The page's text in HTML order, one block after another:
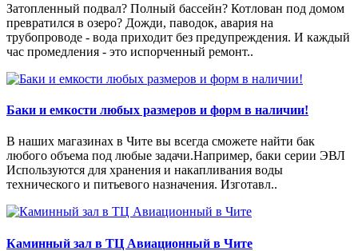
Затопленный подвал? Полный бассейн? Котлован под домом
превратился в озеро? Дожди, паводок, авария на
трубопроводе - вода приходит без предупреждения. И каждый
час промедления - это испорченный ремонт..
Баки и емкости любых размеров и форм в наличии!
В наших магазинах в Чите вы всегда сможете найти бак
любого объема под любые задачи.Например, баки серии ЭВЛ
Используются для хранения и накапливания воды
технического и питьевого назначения. Изготавл..
Каминный зал в ТЦ Авиационный в Чите